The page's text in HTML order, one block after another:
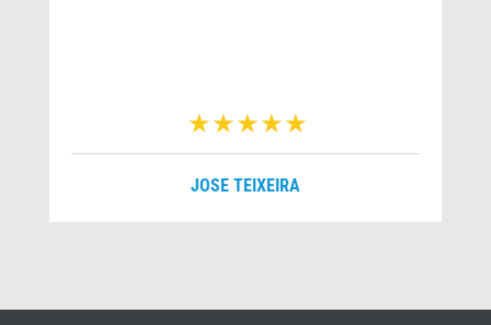
JOSE TEIXEIRA